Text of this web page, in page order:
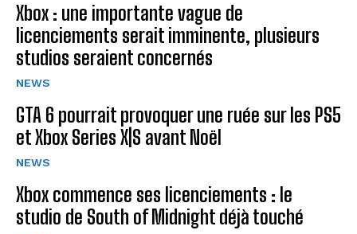
Xbox : une importante vague de
licenciements serait imminente, plusieurs
studios seraient concernés
NEWS
GTA 6 pourrait provoquer une ruée sur les PS5
et Xbox Series X|S avant Noël
NEWS
Xbox commence ses licenciements : le
studio de South of Midnight déjà touché